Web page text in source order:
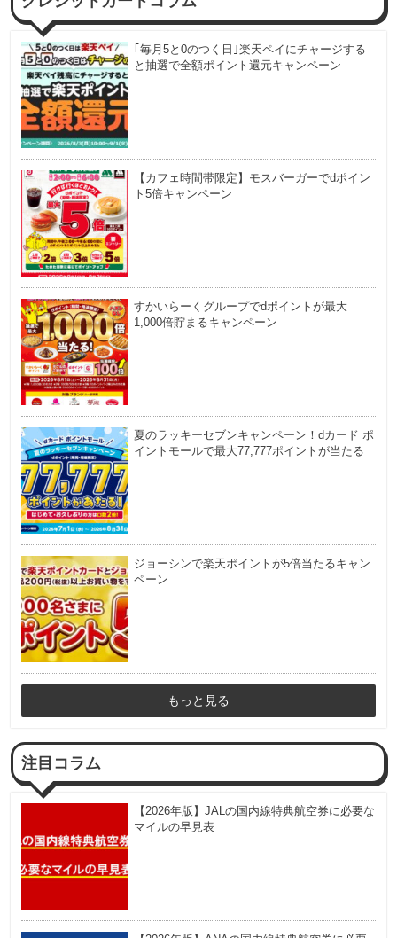
｢毎月5と0のつく日｣楽天ペイにチャージする
と抽選で全額ポイント還元キャンペーン
【カフェ時間帯限定】モスバーガーでdポイン
ト5倍キャンペーン
すかいらーくグループでdポイントが最大
1,000倍貯まるキャンペーン
夏のラッキーセブンキャンペーン！dカード ポ
イントモールで最大77,777ポイントが当たる
ジョーシンで楽天ポイントが5倍当たるキャン
ペーン
もっと見る
注目コラム
【2026年版】JALの国内線特典航空券に必要な
マイルの早見表